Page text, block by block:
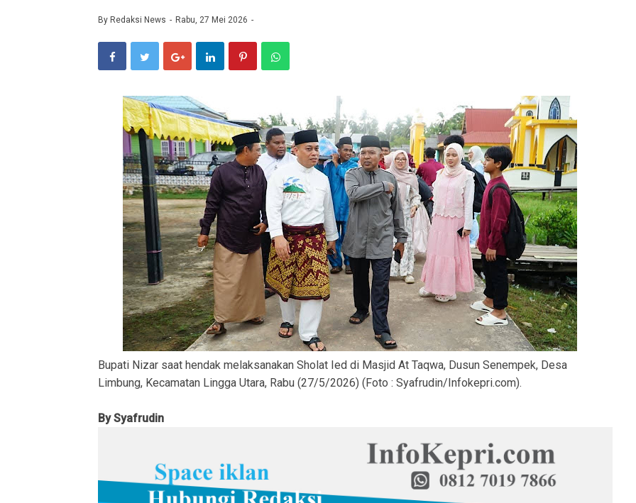
By Redaksi News Rabu, 27 Mei 2026
Bupati Nizar saat hendak melaksanakan Sholat Ied di Masjid At Taqwa, Dusun Senempek, Desa
Limbung, Kecamatan Lingga Utara, Rabu (27/5/2026) (Foto : Syafrudin/Infokepri.com).
By Syafrudin